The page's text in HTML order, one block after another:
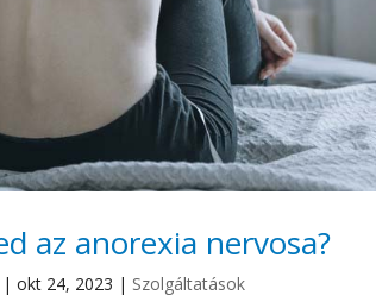
az anorexia nervosa?
|okt 24, 2023 | Szolgáltatások